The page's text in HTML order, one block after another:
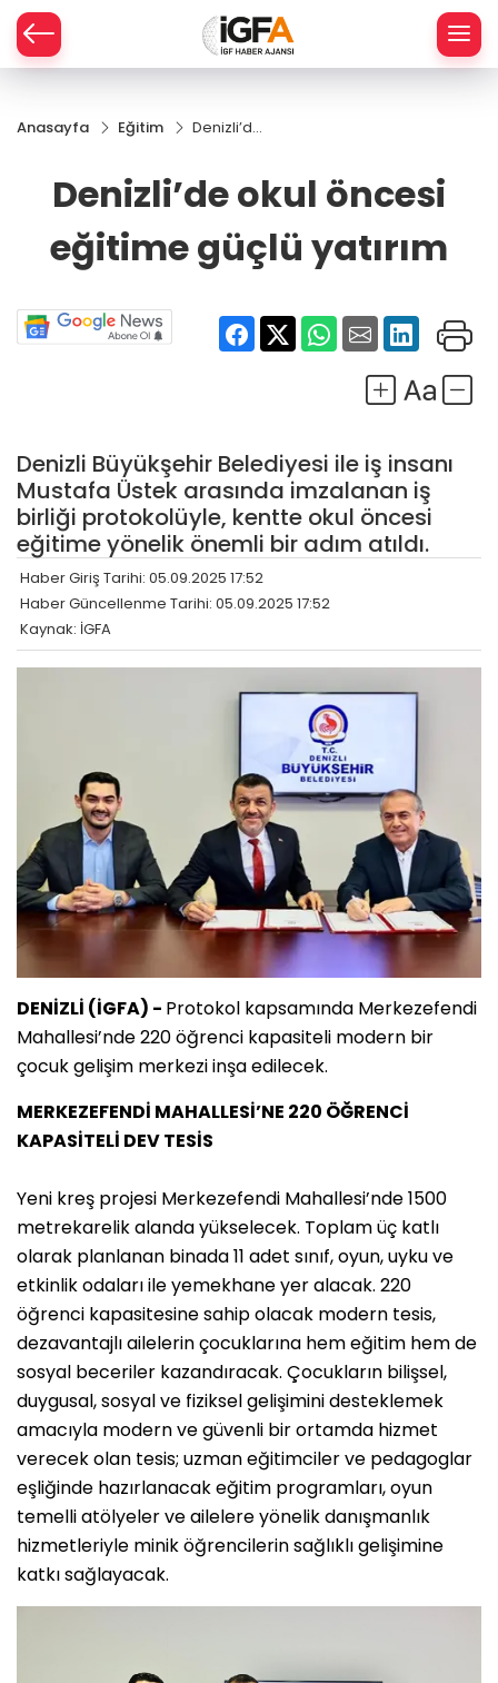
Anasayfa Eğitim
Denizli’de
eğitime
yatırım
Denizli’de okul öncesi
eğitime güçlü yatırım
Denizli Büyükşehir Belediyesi ile iş insanı
Mustafa Üstek arasında imzalanan iş
birliği protokolüyle, kentte okul öncesi
eğitime yönelik önemli bir adım atıldı.
Haber Giriş Tarihi: 05.09.2025 17:52
Haber Güncellenme Tarihi: 05.09.2025 17:52
Kaynak: İGFA
DENİZLİ (İGFA) - Protokol kapsamında Merkezefendi
Mahallesi’nde 220 öğrenci kapasiteli modern bir
çocuk gelişim merkezi inşa edilecek.
MERKEZEFENDİ MAHALLESİ’NE 220 ÖĞRENCİ
KAPASİTELİ DEV TESİS
Yeni kreş projesi Merkezefendi Mahallesi’nde 1500
metrekarelik alanda yükselecek. Toplam üç katlı
olarak planlanan binada 11 adet sınıf, oyun, uyku ve
etkinlik odaları ile yemekhane yer alacak. 220
öğrenci kapasitesine sahip olacak modern tesis,
dezavantajlı ailelerin çocuklarına hem eğitim hem de
sosyal beceriler kazandıracak. Çocukların bilişsel,
duygusal, sosyal ve fiziksel gelişimini desteklemek
amacıyla modern ve güvenli bir ortamda hizmet
verecek olan tesis; uzman eğitimciler ve pedagoglar
eşliğinde hazırlanacak eğitim programları, oyun
temelli atölyeler ve ailelere yönelik danışmanlık
hizmetleriyle minik öğrencilerin sağlıklı gelişimine
katkı sağlayacak.